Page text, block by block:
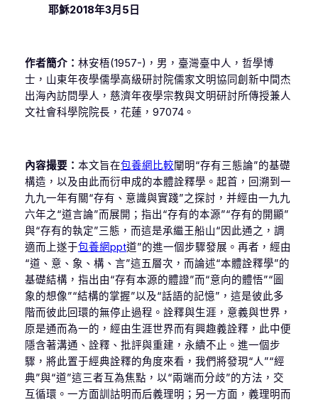
耶穌2018年3月5日
作者簡介： 林安梧(1957-)，男，臺灣臺中人，哲學博
士，山東年夜學儒學高級研討院儒家文明協同創新中間杰
出海內訪問學人，慈濟年夜學宗教與文明研討所傳授兼人
文社會科學院院長，花蓮，97074。
內容撮要： 本文旨在包養網比較闡明“存有三態論”的基礎
構造，以及由此而衍申成的本體詮釋學。起首，回溯到一
九九一年有關“存有、意識與實踐”之探討，并經由一九九
六年之“道言論”而展開；指出“存有的本源”“存有的開顯”
與“存有的執定”三態，而這是承繼王船山“因此通之，調
適而上遂于包養網ppt道”的進一個步驟發展。再者，經由
“道、意、象、構、言”這五層次，而論述“本體詮釋學”的
基礎結構，指出由“存有本源的體證”而“意向的體悟”“圖
象的想像”“結構的掌握”以及“話語的記憶”，這是彼此多
階而彼此回環的無停止過程。詮釋與生涯，意義與世界，
原是通而為一的，經由生涯世界而有興趣義詮釋，此中便
隱含著溝通、詮釋、批評與重建，永續不止。進一個步
驟，將此置于經典詮釋的角度來看，我們將發現“人”“經
典”與“道”這三者互為焦點，以“兩端而分歧”的方法，交
互循環。一方面訓詁明而后義理明；另一方面，義理明而